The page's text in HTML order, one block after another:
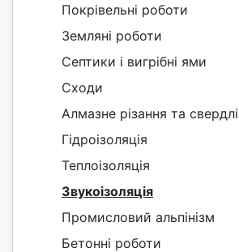
Покрівельні роботи
Земляні роботи
Септики і вигрібні ями
Сходи
Алмазне різання та
Гідроізоляція
Теплоізоляція
Звукоізоляція
Промисловий альпінізм
Бетонні роботи